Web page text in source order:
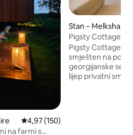
Prosječna ocjena: 4,97/5,
4,97 (150)
na farmi s
Stan – Melksham
Pigsty Cottage –
stan
Pigsty Cottage
smješten na
georgijanske
lijep privatni